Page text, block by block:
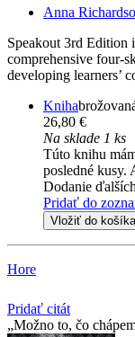
Anna
Speakout 3rd Edition
comprehensive four-
developing learners’
Kniha
26,80 €
Na sklade 1 ks
Túto knihu
posledné kusy.
Dodanie
Pridať do
Vložiť do košíka
Hore
Pridať citát
Možno to, čo